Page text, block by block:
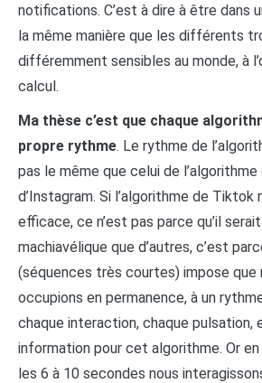
notifications. C’est à dire à être dans
la même manière que les différents
différemment sensibles au monde, à
calcul.
Ma thèse c’est que chaque
propre rythme. Le rythme de
pas le même que celui de l’algorithme
d’Instagram. Si l’algorithme de Tiktok
efficace, ce n’est pas parce qu’il
machiavélique que d’autres, c’est
(séquences très courtes) impose que
occupions en permanence, à un
chaque interaction, chaque pulsation,
information pour cet algorithme. Or
les 6 à 10 secondes nous